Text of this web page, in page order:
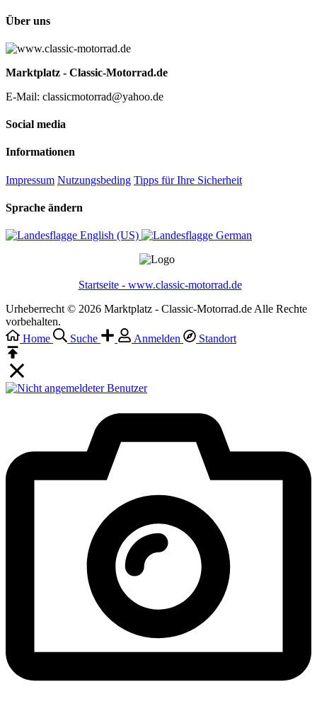
Über uns
Marktplatz - Classic-Motorrad.de
E-Mail: classicmotorrad@yahoo.de
Social media
Informationen
Impressum Nutzungsbeding Tipps für Ihre Sicherheit
Sprache ändern
English (US)‎ German‎
Startseite - www.classic-motorrad.de
Urheberrecht © 2026 Marktplatz - Classic-Motorrad.de Alle Rechte
vorbehalten.
Home
Suche Anmelden Standort